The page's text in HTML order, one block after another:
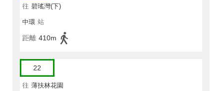
往 碧瑤灣(下)
中環 站
距離 410m
22
往 薄扶林花園